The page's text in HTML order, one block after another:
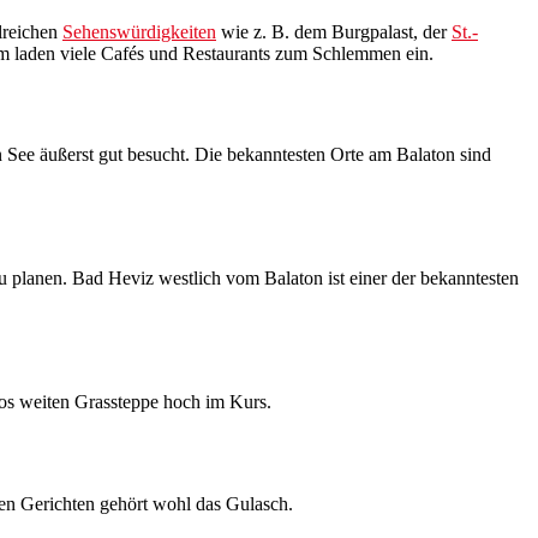
Sehenswürdigkeiten wie z. B. dem Burgpalast, der St.-
viele Cafés und Restaurants zum Schlemmen ein.
äußerst gut besucht. Die bekanntesten Orte am Balaton sind
Bad Heviz westlich vom Balaton ist einer der bekanntesten
weiten Grassteppe hoch im Kurs.
Gerichten gehört wohl das Gulasch.